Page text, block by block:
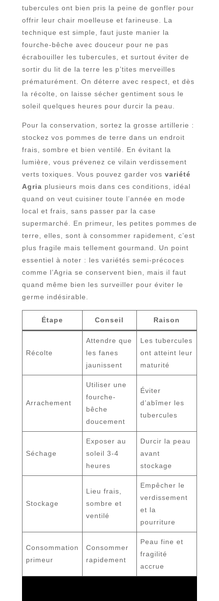
tubercules ont bien pris la peine de gonfler pour
offrir leur chair moelleuse et farineuse. La
technique est simple, faut juste manier la
fourche-bêche avec douceur pour ne pas
écrabouiller les tubercules, et surtout éviter de
sortir du lit de la terre les p’tites merveilles
prématurément. On déterre avec respect, et dès
la récolte, on laisse sécher gentiment sous le
soleil quelques heures pour durcir la peau.
Pour la conservation, sortez la grosse artillerie :
stockez vos pommes de terre dans un endroit
frais, sombre et bien ventilé. En évitant la
lumière, vous prévenez ce vilain verdissement
verts toxiques. Vous pouvez garder vos variété
Agria plusieurs mois dans ces conditions, idéal
quand on veut cuisiner toute l’année en mode
local et frais, sans passer par la case
supermarché. En primeur, les petites pommes de
terre, elles, sont à consommer rapidement, c’est
plus fragile mais tellement gourmand. Un point
essentiel à noter : les variétés semi-précoces
comme l’Agria se conservent bien, mais il faut
quand même bien les surveiller pour éviter le
germe indésirable.
Étape Conseil Raison
Récolte
Attendre que
les fanes
jaunissent
Les tubercules
ont atteint leur
maturité
Arrachement
Utiliser une
fourche-
bêche
doucement
Éviter
d’abîmer les
tubercules
Séchage
Exposer au
soleil 3-4
heures
Durcir la peau
avant
stockage
Stockage
Lieu frais,
sombre et
ventilé
Empêcher le
verdissement
et la
pourriture
Consommation
primeur
Consommer
rapidement
Peau fine et
fragilité
accrue